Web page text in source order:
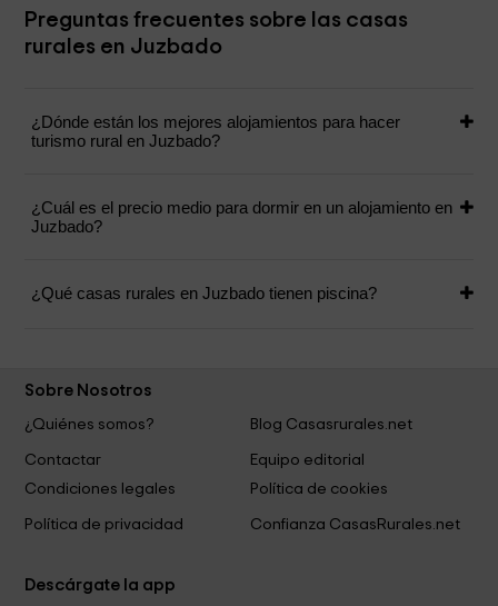
Preguntas frecuentes sobre las casas
rurales en Juzbado
¿Dónde están los mejores alojamientos para hacer
turismo rural en Juzbado?
¿Cuál es el precio medio para dormir en un alojamiento en
Juzbado?
¿Qué casas rurales en Juzbado tienen piscina?
Sobre Nosotros
¿Quiénes somos?
Blog Casasrurales.net
Contactar
Equipo editorial
Condiciones legales
Política de cookies
Política de privacidad Confianza CasasRurales.net
Descárgate la app